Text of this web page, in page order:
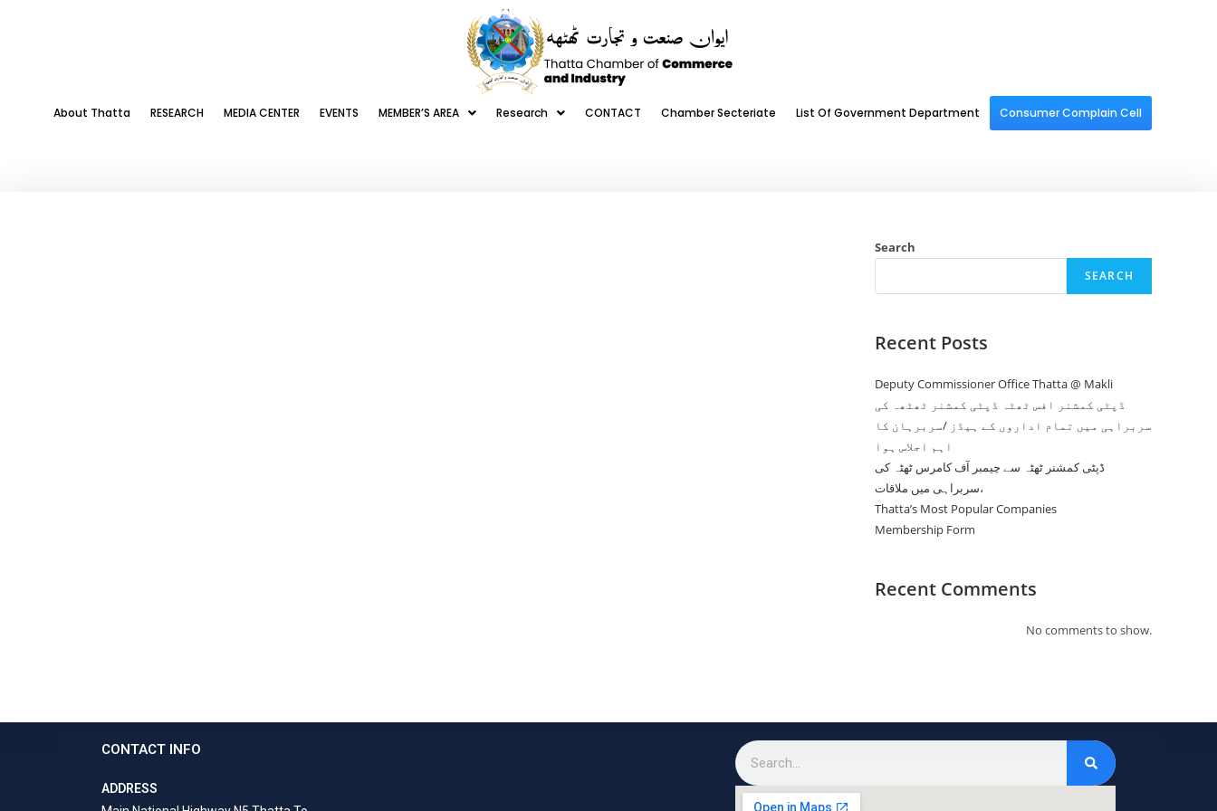
About Thatta RESEARCH MEDIA CENTER EVENTS MEMBER’S AREA Research CONTACT Chamber Secteriate List Of Government Department Consumer Complain Cell
Search
SEARCH
Recent Posts
Deputy Commissioner Office Thatta @ Makli
ڈپٹی کمشنر افس ٹھٹہ ڈپٹی کمشنر ٹھٹھہ کی
سربراہی میں تمام اداروں کے ہیڈز /سربرہان کا
اہم اجلاس ہوا
ڈپٹی کمشنر ٹھٹہ سے چیمبر آف کامرس ٹھٹہ کی
سربراہی میں ملاقات،
Thatta’s Most Popular Companies
Membership Form
Recent Comments
No comments to show.
CONTACT INFO
ADDRESS